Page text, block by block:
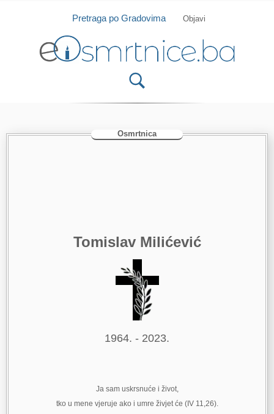
Isprobajte našu Android i IOS aplikaciju
Pretraga po Gradovima Objavi
Osmrtnica
Tomislav Milićević
1964. - 2023.
Ja sam uskrsnuće i život,
tko u mene vjeruje ako i umre živjet će (IV 11,26).